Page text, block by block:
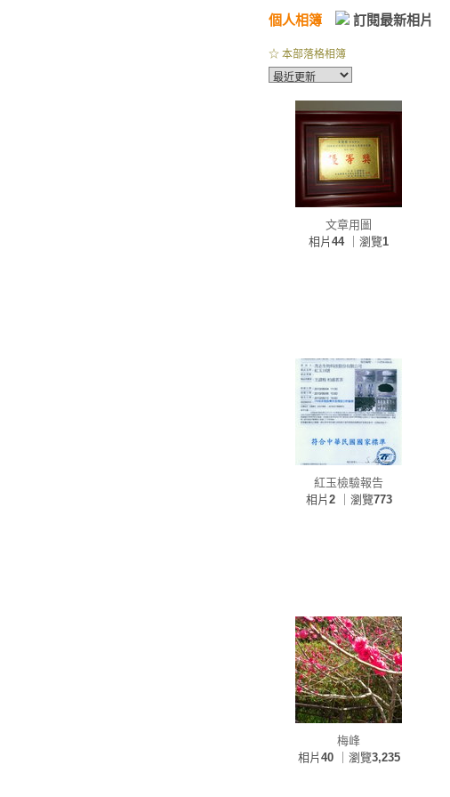
個人相簿 訂閱最新相片
☆ 本部落格相簿
文章用圖
相片 44｜瀏覽1
紅玉檢驗報告
相片 2｜瀏覽773
梅峰
相片 40｜瀏覽3,235